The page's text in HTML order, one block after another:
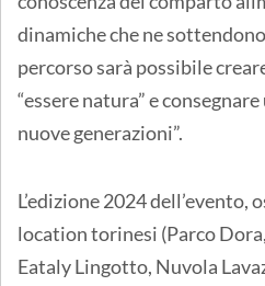
dinamiche che ne
percorso sarà possibile
“essere natura” e
nuove generazioni”.
L’edizione 2024 dell’evento,
location torinesi (Parco
Eataly Lingotto, Nuvola